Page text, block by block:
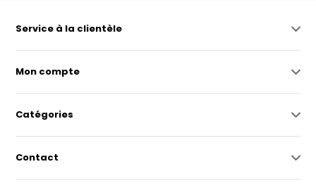
Service à la clientèle
Mon compte
Catégories
Contact